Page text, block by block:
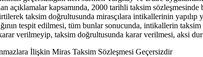
açıklamalar kapsamında, 2000 tarihli taksim
taksim doğrultusunda mirasçılara intikallerinin yapılıp
tespit edilmesi, tüm bunlar sonucunda, intikallerin
verilmeyip, taksim doğrultusunda karar verilmesi, aksi
İlişkin Miras Taksim Sözleşmesi Geçersizdir